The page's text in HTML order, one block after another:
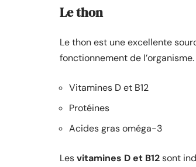
Le thon
Le thon est une excellente
fonctionnement de
Vitamines D et B12
Protéines
Acides gras oméga-3
Lesvitamines D et B12sont